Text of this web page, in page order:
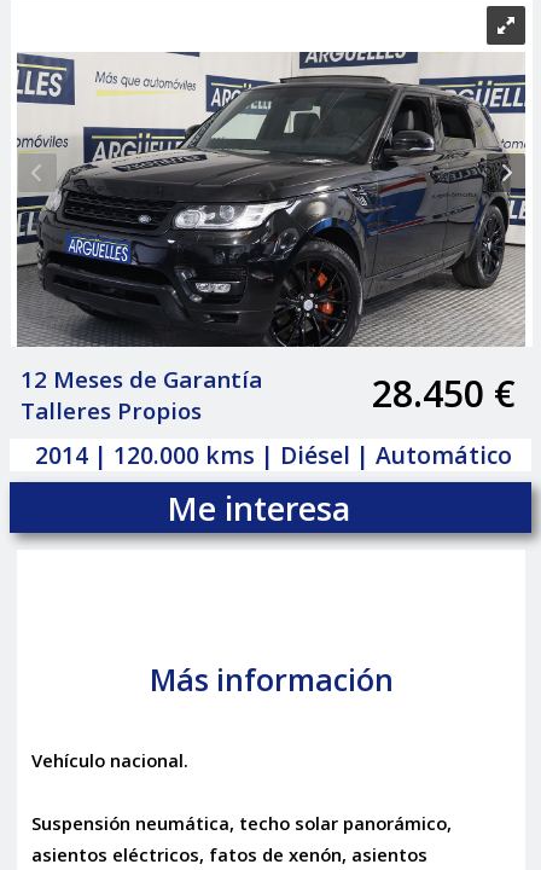
12 Meses de Garantía
Talleres Propios
28.450 €
2014 | 120.000 kms | Diésel | Automático
Me interesa
Más información
Vehículo nacional.
Suspensión neumática, techo solar panorámico,
asientos eléctricos, fatos de xenón, asientos